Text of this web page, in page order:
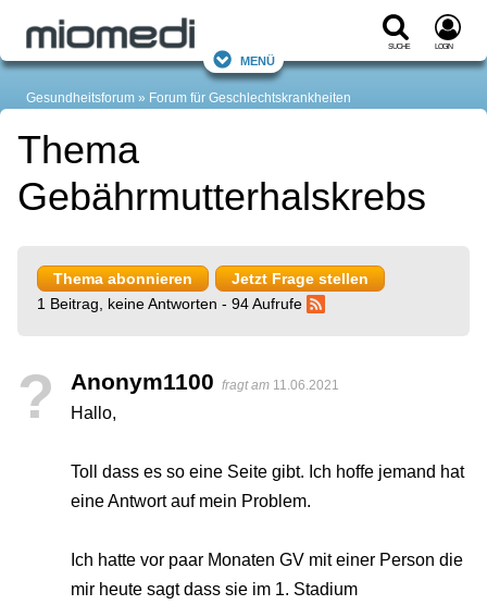
Suche Login
Menü
Gesundheitsforum Forum für Geschlechtskrankheiten
Thema
Gebährmutterhalskrebs
Thema abonnieren
Jetzt Frage stellen
1 Beitrag, keine Antworten - 94 Aufrufe
? Anonym1100 fragt am 11.06.2021
Hallo,
Toll dass es so eine Seite gibt. Ich hoffe jemand hat
eine Antwort auf mein Problem.
Ich hatte vor paar Monaten GV mit einer Person die
mir heute sagt dass sie im 1. Stadium